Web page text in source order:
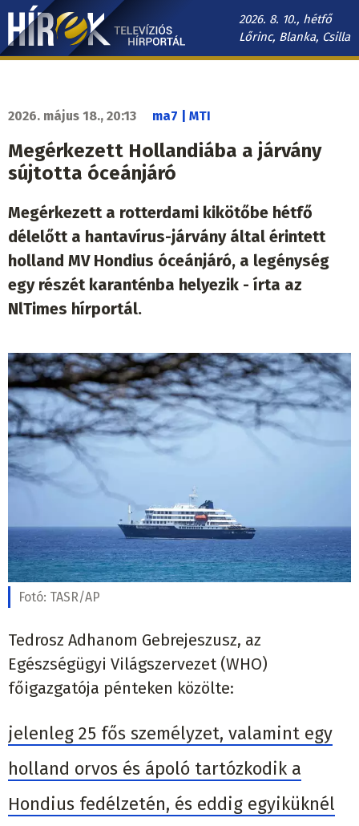
Ugrás
tartalomra
2026. 8. 10., hétfő
Lőrinc, Blanka, Csilla
Hírek.sk
navigáció
2026. május 18., 20:13 ma7 | MTI
Megérkezett Hollandiába a járvány
sújtotta óceánjáró
Megérkezett a rotterdami kikötőbe hétfő
délelőtt a hantavírus-járvány által érintett
holland MV Hondius óceánjáró, a legénység
egy részét karanténba helyezik - írta az
NlTimes hírportál.
Fotó: TASR/AP
Tedrosz Adhanom Gebrejeszusz, az
Egészségügyi Világszervezet (WHO)
főigazgatója pénteken közölte:
jelenleg 25 fős személyzet, valamint egy
holland orvos és ápoló tartózkodik a
Hondius fedélzetén, és eddig egyiküknél